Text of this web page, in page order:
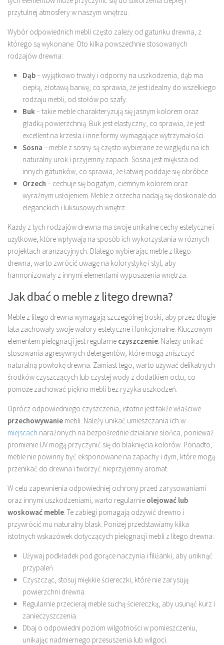
przytulnej atmosfery w naszym wnętrzu.
Wybór odpowiednich mebli często zależy od gatunku drewna, z
którego są wykonane. Oto kilka powszechnie stosowanych
rodzajów drewna:
Dąb– wyjątkowo trwały i odporny na uszkodzenia, dąb ma
ciepłą, złotawą barwę, co sprawia, że jest idealny do wszelkiego
rodzaju mebli, od stołów po szafy.
Buk– takie meble charakteryzują się jasnym kolorem oraz
gładką powierzchnią. Buk jest elastyczny, co sprawia, że jest
excellent na krzesła i inne formy wymagające wytrzymałości.
Sosna – meble z sosny są często wybierane ze względu na ich
naturalny urok i przyjemny zapach. Sosna jest miększa od
innych gatunków, co sprawia, że łatwiej poddaje się obróbce.
Orzech – cechuje się bogatym, ciemnym kolorem oraz
wyraźnym usłojeniem. Meble z orzecha nadają się doskonale do
eleganckich i luksusowych wnętrz.
Każdy z tych rodzajów drewna ma swoje unikalne cechy estetyczne i
użytkowe, które wpływają na sposób ich wykorzystania w różnych
projektach aranżacyjnych. Dlatego wybierając meble z litego
drewna, warto zwrócić uwagę na kolorystykę i styl, aby
harmonizowały z innymi elementami wyposażenia wnętrza.
Jak dbać o meble z litego drewna?
Meble z litego drewna wymagają szczególnej troski, aby przez długie
lata zachowały swoje walory estetyczne i funkcjonalne. Kluczowym
elementem pielęgnacji jest regularne czyszczenie. Należy unikać
stosowania agresywnych detergentów, które mogą zniszczyć
naturalną powłokę drewna. Zamiast tego, warto używać delikatnych
środków czyszczących lub czystej wody z dodatkiem octu, co
pomoże zachować piękno mebli bez ryzyka uszkodzeń.
Oprócz odpowiedniego czyszczenia, istotne jest także właściwe
przechowywanie mebli. Należy unikać umieszczania ich w
miejscach narażonych na bezpośrednie działanie słońca, ponieważ
promienie UV mogą przyczynić się do blaknięcia kolorów. Ponadto,
meble nie powinny być eksponowane na zapachy i dym, które mogą
przenikać do drewna i tworzyć nieprzyjemny aromat.
W celu zapewnienia odpowiedniej ochrony przed zarysowaniami
oraz innymi uszkodzeniami, warto regularnie olejować lub
woskować meble. Te zabiegi pomagają odżywić drewno i
przywrócić mu naturalny blask. Poniżej przedstawiamy kilka
istotnych wskazówek dotyczących pielęgnacji mebli z litego drewna:
Używaj podkładek pod gorące naczynia i filiżanki, aby uniknąć
przypaleń.
Czyszcząc, stosuj miękkie ściereczki, które nie zarysują
powierzchni drewna.
Regularnie przecieraj meble suchą ściereczką, aby usunąć kurz i
zanieczyszczenia.
Dbaj o odpowiedni poziom wilgotności w pomieszczeniu,
unikając nadmiernego przesuszenia lub wilgoci.